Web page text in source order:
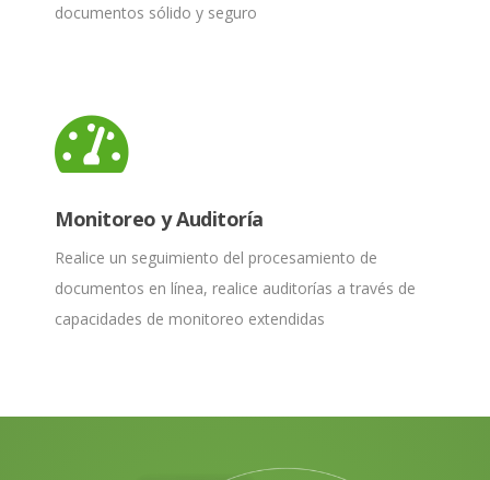
documentos sólido y seguro
Monitoreo y Auditoría
Realice un seguimiento del procesamiento de
documentos en línea, realice auditorías a través de
capacidades de monitoreo extendidas